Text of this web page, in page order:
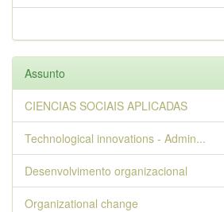
Assunto
CIENCIAS SOCIAIS APLICADAS
Technological innovations - Admin...
Desenvolvimento organizacional
Organizational change